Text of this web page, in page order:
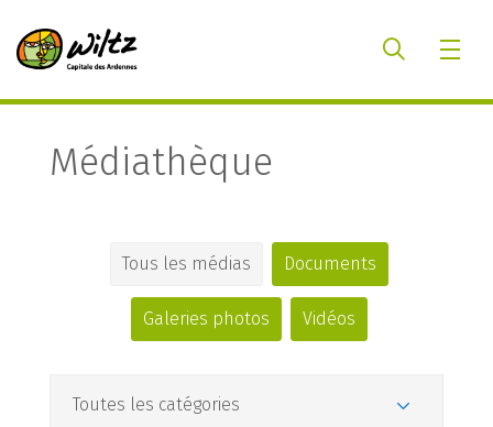
Médiathèque
Tous les médias Documents
Galeries photos Vidéos